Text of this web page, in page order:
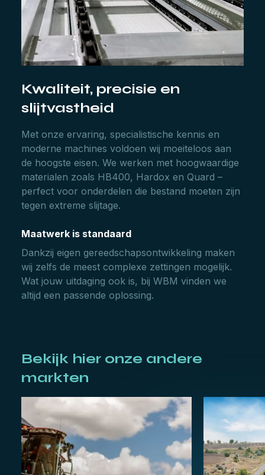
Kwaliteit, precisie en
slijtvastheid
Met onze ervaring, specialistische kennis en
moderne machines voldoen wij moeiteloos aan
de hoogste eisen. We werken met hoogwaardige
materialen zoals HB400, Hardox en Quard –
perfect voor onderdelen die bestand moeten zijn
tegen extreme slijtage.
Maatwerk is standaard
Dankzij eigen gereedschapsontwikkeling maken
wij zelfs de meest complexe zettingen mogelijk.
Wat jouw uitdaging ook is, bij WBM vinden we
altijd een passende oplossing.
Bekijk hier onze andere
markten